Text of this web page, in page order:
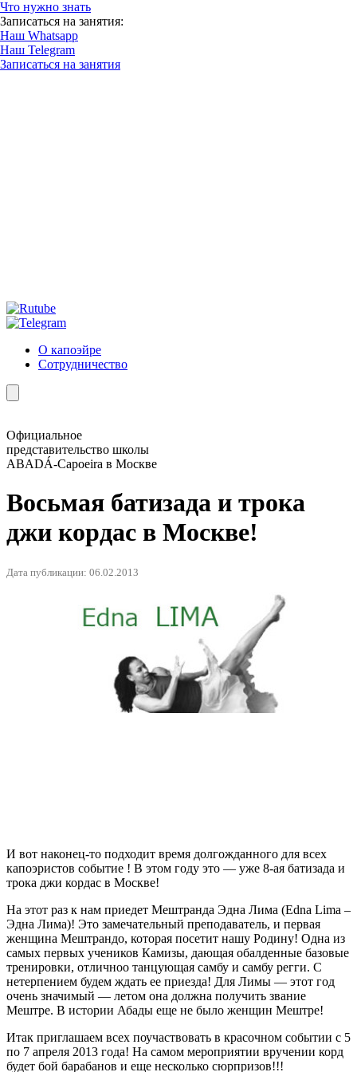
Что нужно знать
Записаться на занятия:
Наш Whatsapp
Наш Telegram
Записаться на занятия
О капоэйре
Сотрудничество
Официальное
представительство школы
ABADÁ-Capoeira в Москве
Восьмая батизада и трока
джи кордас в Москве!
Дата публикации: 06.02.2013
И вот наконец-то подходит время долгожданного для всех
капоэристов событие ! В этом году это — уже 8-ая батизада и
трока джи кордас в Москве!
На этот раз к нам приедет Мештранда Эдна Лима (Edna Lima –
Эдна Лима)! Это замечательный преподаватель, и первая
женщина Мештрандо, которая посетит нашу Родину! Одна из
самых первых учеников Камизы, дающая обалденные базовые
тренировки, отличноо танцующая самбу и самбу регги. С
нетерпением будем ждать ее приезда! Для Лимы — этот год
очень значимый — летом она должна получить звание
Мештре. В истории Абады еще не было женщин Мештре!
Итак приглашаем всех поучаствовать в красочном событии с 5
по 7 апреля 2013 года! На самом мероприятии вручении корд
будет бой барабанов и еще несколько сюрпризов!!!